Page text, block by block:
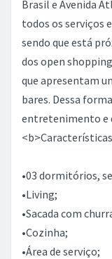
Brasil e Avenida
todos os serviços
sendo que está
dos open
que apresentam
bares. Dessa
entretenimento e
•03 dormitórios,
•Living;
•Sacada com
•Cozinha;
•Área de serviço;